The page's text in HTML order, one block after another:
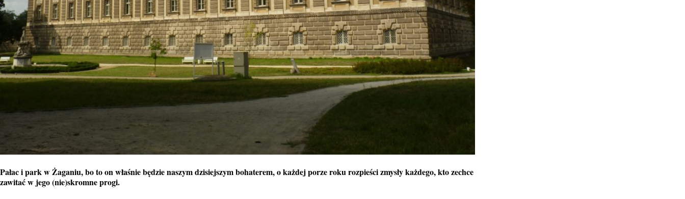
Pałac i park w Żaganiu, bo to on właśnie będzie naszym dzisiejszym bohaterem, o każdej porze roku rozpieści zmysły każdego, kto zechce
zawitać w jego (nie)skromne progi.